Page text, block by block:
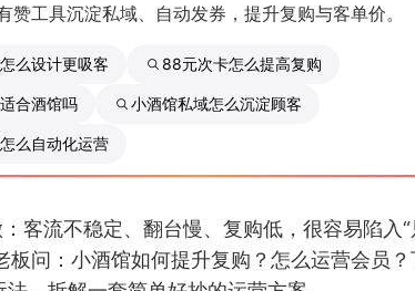
赞工具沉淀私域、自动发券，提升复购与客单价。
么设计更吸客 88元次卡怎么提高复购
合酒馆吗 小酒馆私域怎么沉淀顾客
么自动化运营
客流不稳定、翻台慢、复购低，很容易陷入
板问：小酒馆如何提升复购？怎么运营会员